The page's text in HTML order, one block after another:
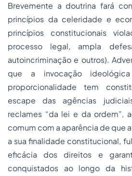
Brevemente a doutrina fará
princípios da celeridade e
princípios constitucionais
processo legal, ampla
autoincriminação e outros).
que a invocação
proporcionalidade tem
escape das agências
reclames “da lei e da ordem”,
comum com a aparência de que
a sua finalidade constitucional,
eficácia dos direitos e
conquistados ao longo da